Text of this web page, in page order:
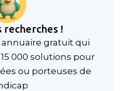
recherches !
gratuit qui
000 solutions pour
ou porteuses de